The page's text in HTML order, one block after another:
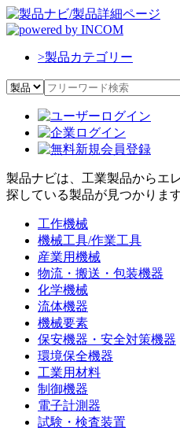
>製品カテゴリー
製品ナビは、工業製品からエ
探している製品が見つかりま
工作機械
機械工具/作業工具
産業用機械
物流・搬送・包装機器
化学機械
流体機器
機械要素
保安機器・安全対策機器
環境保全機器
工業用材料
制御機器
電子計測器
試験・検査装置